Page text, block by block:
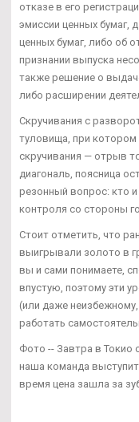
отказе в его
эмиссии ценных бумаг,
ценных бумаг, либо об
признании выпуска
также решение о
либо расширении
Скручивания с
туловища, при котором
скручивания — отрыв
диагональ, поясница
резонный вопрос: кто
контроля со стороны
Стоит отметить, что
выигрывали золото в
вы и сами понимаете,
впустую, поэтому эти
(или даже неизбежному,
работать
Фото -- Завтра в Токио
наша команда
время цена зашла за